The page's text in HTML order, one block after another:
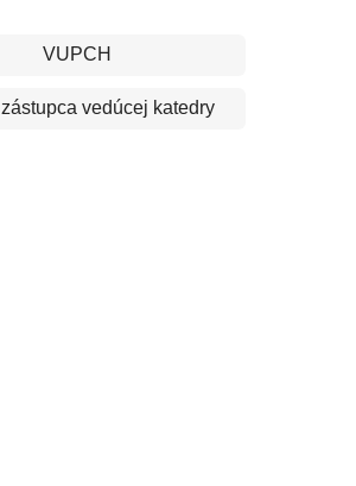
VUPCH
zástupca vedúcej katedry